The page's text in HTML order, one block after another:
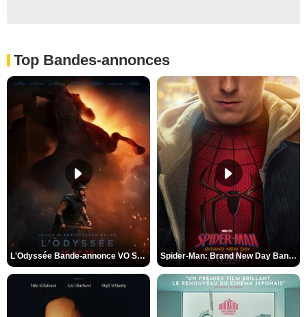
Top Bandes-annonces
L'Odyssée Bande-annonce VO STFR Spider-Man: Brand New Day Bande-annonce VO STFR